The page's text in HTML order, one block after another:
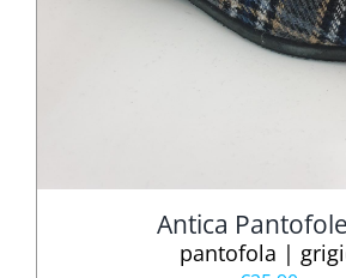
Antica
pantofola |